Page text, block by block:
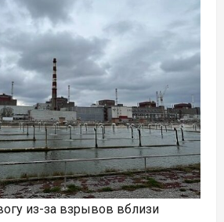
из-за взрывов вблизи